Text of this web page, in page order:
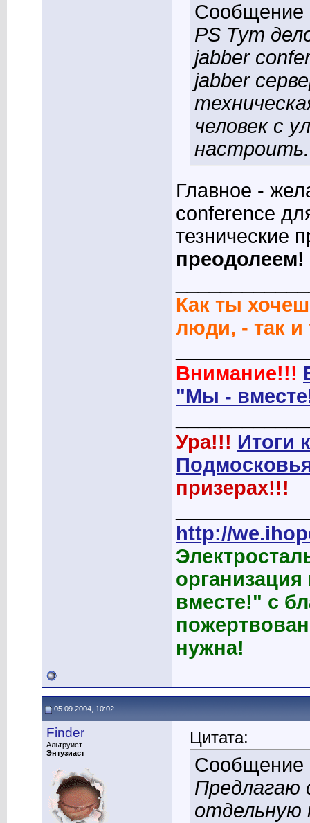
Сообщение
PS Тут
jabber
jabber
человек с
настроить.
Главное -
conference
тезнические
преодолеем!
Как ты
люди, - так
Внимание!!!
"Мы -
Ура!!! Итоги
призерах!!!
http://
вместе!" с
нужна!
05.09.2004, 10:02
Finder
Альтруист
Энтузиаст
Цитата:
Сообщение
Предлагаю
отдельную